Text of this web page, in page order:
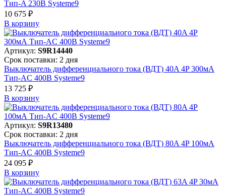
Тип-A 230В Systeme9
10 675 ₽
В корзинy
Артикул: S9R14440
Срок поставки: 2 дня
Выключатель дифференциального тока (ВДТ) 40A 4P 300мА
Тип-AC 400В Systeme9
13 725 ₽
В корзинy
Артикул: S9R13480
Срок поставки: 2 дня
Выключатель дифференциального тока (ВДТ) 80A 4P 100мА
Тип-AC 400В Systeme9
24 095 ₽
В корзинy